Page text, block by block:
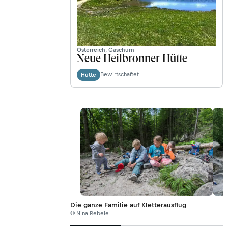
Österreich, Gaschurn
Neue Heilbronner Hütte
Hütte Bewirtschaftet
Die ganze Familie auf Kletterausflug
© Nina Rebele